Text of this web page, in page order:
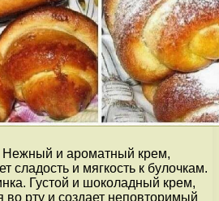
Нежный и ароматный крем,
сладость и мягкость к булочкам.
Густой и шоколадный крем,
во рту и создает неповторимый